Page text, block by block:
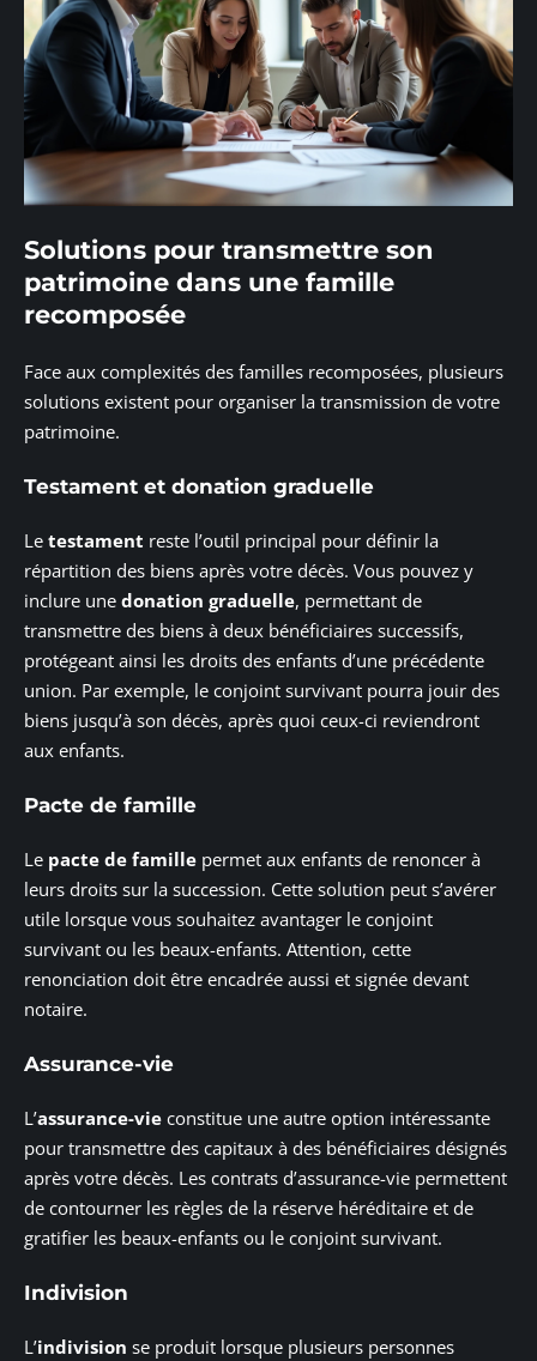
Solutions pour transmettre son
patrimoine dans une famille
recomposée
Face aux complexités des familles recomposées, plusieurs
solutions existent pour organiser la transmission de votre
patrimoine.
Testament et donation graduelle
Le testament reste l’outil principal pour définir la
répartition des biens après votre décès. Vous pouvez y
inclure une donation graduelle, permettant de
transmettre des biens à deux bénéficiaires successifs,
protégeant ainsi les droits des enfants d’une précédente
union. Par exemple, le conjoint survivant pourra jouir des
biens jusqu’à son décès, après quoi ceux-ci reviendront
aux enfants.
Pacte de famille
Le pacte de famille permet aux enfants de renoncer à
leurs droits sur la succession. Cette solution peut s’avérer
utile lorsque vous souhaitez avantager le conjoint
survivant ou les beaux-enfants. Attention, cette
renonciation doit être encadrée aussi et signée devant
notaire.
Assurance-vie
L’assurance-vie constitue une autre option intéressante
pour transmettre des capitaux à des bénéficiaires désignés
après votre décès. Les contrats d’assurance-vie permettent
de contourner les règles de la réserve héréditaire et de
gratifier les beaux-enfants ou le conjoint survivant.
Indivision
L’indivision se produit lorsque plusieurs personnes